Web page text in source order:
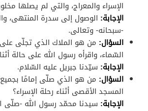
الإسراء والمعراج، والتي لم يصلها
الإجابة: الوصول إلى سدرة المنتهى،
-سبحانه- وتعالى.
السؤال: من هو الملاك الذي تجلّى
السّماء، واقرأه رسول الله على حالة
الإجابة: سيّدنا جبريل عليه السّلام.
السؤال: من هو الذي صلّى إمامًا بجميع
المسجد الأقصى أثناء رحلة الإسراء؟
الإجابة: سيدنا محمّد رسول الله -صلّى